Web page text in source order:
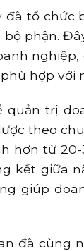
đã tổ chức
bộ phận.
hợp
quản trị
theo
hơn từ
kết giữa
giúp
đã cùng